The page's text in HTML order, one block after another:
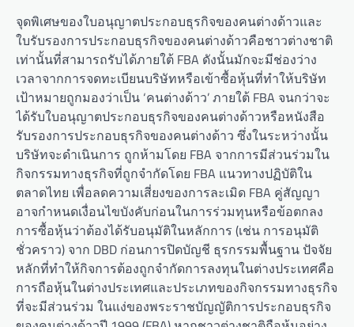
จุดพิเศษของใบอนุญาตประกอบธุรกิจของคนต่างด้าวและ
ใบรับรองการประกอบธุรกิจของคนต่างด้าวคือชาวต่างชาติ
เท่านั้นที่สามารถรับได้ภายใต้ FBA ดังนั้นมักจะมีช่องว่าง
เวลาจากการจดทะเบียนบริษัทหรือเข้าซื้อหุ้นที่ทำให้บริษัท
เป้าหมายถูกมองว่าเป็น ‘คนต่างด้าว’ ภายใต้ FBA จนกว่าจะ
ได้รับใบอนุญาตประกอบธุรกิจของคนต่างด้าวหรือหนังสือ
รับรองการประกอบธุรกิจของคนต่างด้าว ซึ่งในระหว่างนั้น
บริษัทจะดำเนินการ ถูกห้ามโดย FBA จากการมีส่วนร่วมใน
กิจกรรมทางธุรกิจที่ถูกจำกัดโดย FBA แนวทางปฏิบัติใน
ตลาดไทย เพื่อลดความเสี่ยงของการละเมิด FBA คู่สัญญา
อาจกำหนดเงื่อนไขบังคับก่อนในการร่วมทุนหรือข้อตกลง
การซื้อหุ้นว่าต้องได้รับอนุมัติในหลักการ (เช่น การอนุมัติ
ชั่วคราว) จาก DBD ก่อนการปิดบัญชี ธุรกรรมพื้นฐาน ปัจจัย
หลักที่ทำให้กิจการต้องถูกจำกัดการลงทุนในต่างประเทศคือ
การถือหุ้นในต่างประเทศและประเภทของกิจกรรมทางธุรกิจ
ที่จะมีส่วนร่วม ในแง่ของพระราชบัญญัติการประกอบธุรกิจ